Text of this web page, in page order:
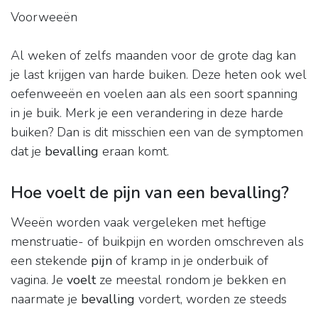
Voorweeën
Al weken of zelfs maanden voor de grote dag kan
je last krijgen van harde buiken. Deze heten ook wel
oefenweeën en voelen aan als een soort spanning
in je buik. Merk je een verandering in deze harde
buiken? Dan is dit misschien een van de symptomen
dat je bevalling eraan komt.
Hoe voelt de pijn van een bevalling?
Weeën worden vaak vergeleken met heftige
menstruatie- of buikpijn en worden omschreven als
een stekende pijn of kramp in je onderbuik of
vagina. Je voeltze meestal rondom je bekken en
naarmate je bevalling vordert, worden ze steeds